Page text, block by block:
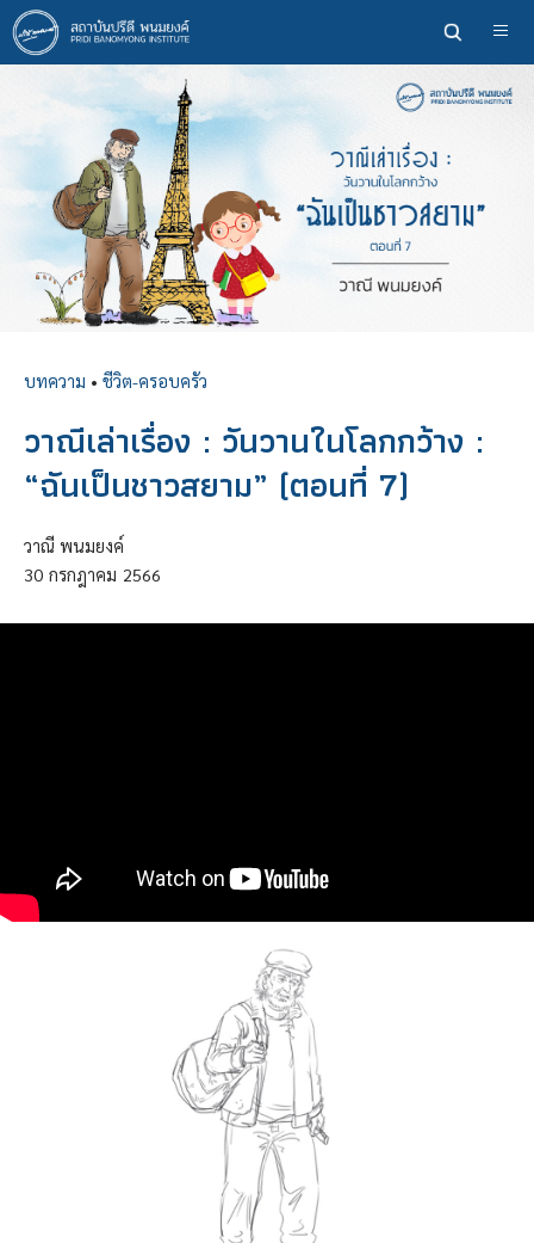
ข้าม
ไป
ยัง
บทความ • ชีวิต-ครอบครัว
วาณีเล่าเรื่อง : วันวานในโลกกว้าง :
“ฉันเป็นชาวสยาม” (ตอนที่ 7)
วาณี พนมยงค์
30 กรกฎาคม 2566